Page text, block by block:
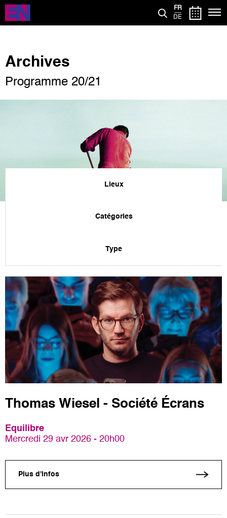
Aller
contenu
FR
DE
Archives
Programme 20/21
Lieux
Catégories
Type
Thomas Wiesel - Société Écrans
Equilibre
Mercredi 29 avr 2026 - 20h00
Plus d'infos